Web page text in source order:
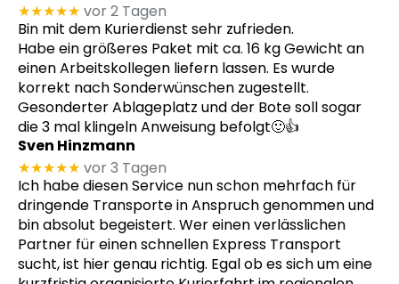
★★★★★ vor 2 Tagen
Bin mit dem Kurierdienst sehr zufrieden.
Habe ein größeres Paket mit ca. 16 kg Gewicht an
einen Arbeitskollegen liefern lassen. Es wurde
korrekt nach Sonderwünschen zugestellt.
Gesonderter Ablageplatz und der Bote soll sogar
die 3 mal klingeln Anweisung befolgt🙂👍
Sven Hinzmann
★★★★★ vor 3 Tagen
Ich habe diesen Service nun schon mehrfach für
dringende Transporte in Anspruch genommen und
bin absolut begeistert. Wer einen verlässlichen
Partner für einen schnellen Express Transport
sucht, ist hier genau richtig. Egal ob es sich um eine